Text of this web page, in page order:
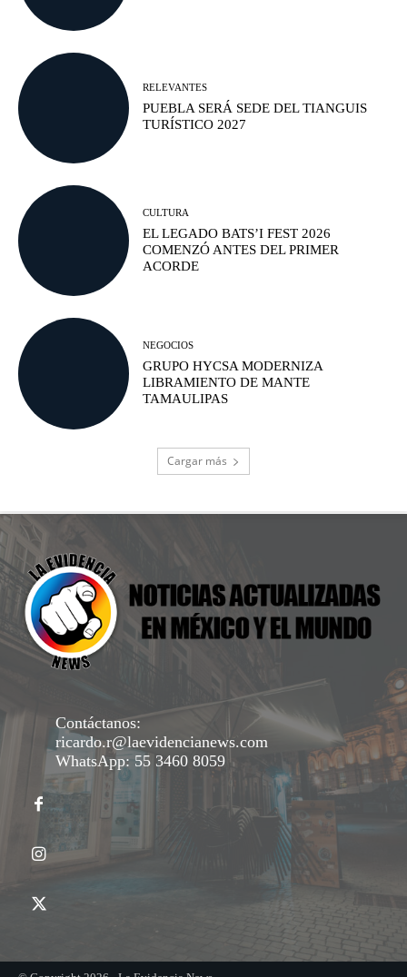
RELEVANTES
PUEBLA SERÁ SEDE DEL TIANGUIS
TURÍSTICO 2027
CULTURA
EL LEGADO BATS’I FEST 2026
COMENZÓ ANTES DEL PRIMER
ACORDE
NEGOCIOS
GRUPO HYCSA MODERNIZA
LIBRAMIENTO DE MANTE
TAMAULIPAS
Cargar más
Contáctanos:
ricardo.r@laevidencianews.com
WhatsApp: 55 3460 8059